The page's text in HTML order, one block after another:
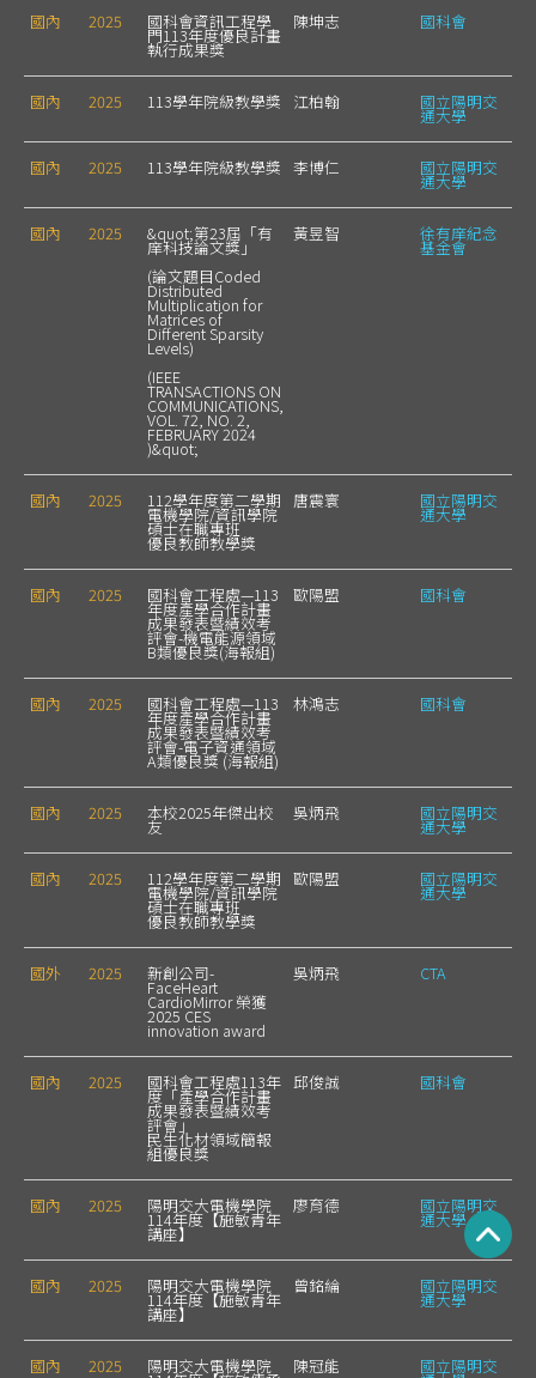
國內 2025 國科會資訊工程學
門113年度優良計畫
執行成果獎
陳坤志 國科會
國內 2025 113學年院級教學獎 江柏翰 國立陽明交
通大學
國內 2025 113學年院級教學獎 李博仁 國立陽明交
通大學
國內 2025 &quot;第23屆「有
庠科技論文獎」
(論文題目Coded
Distributed
Multiplication for
Matrices of
Different Sparsity
Levels)
(IEEE
TRANSACTIONS ON
COMMUNICATIONS,
VOL. 72, NO. 2,
FEBRUARY 2024
)&quot;
黃昱智 徐有庠紀念
基金會
國內 2025 112學年度第二學期
電機學院/資訊學院
碩士在職專班
優良教師教學獎
唐震寰 國立陽明交
通大學
國內 2025 國科會工程處—113
年度產學合作計畫
成果發表暨績效考
評會-機電能源領域
B類優良獎(海報組)
歐陽盟 國科會
國內 2025 國科會工程處—113
年度產學合作計畫
成果發表暨績效考
評會-電子資通領域
A類優良獎 (海報組)
林鴻志 國科會
國內 2025 本校2025年傑出校
友
吳炳飛 國立陽明交
通大學
國內 2025 112學年度第二學期
電機學院/資訊學院
碩士在職專班
優良教師教學獎
歐陽盟 國立陽明交
通大學
國外 2025 新創公司-
FaceHeart
CardioMirror 榮獲
2025 CES
innovation award
吳炳飛 CTA
國內 2025 國科會工程處113年
度「產學合作計畫
成果發表暨績效考
評會」
民生化材領域簡報
組優良獎
邱俊誠 國科會
國內 2025 陽明交大電機學院
114年度【施敏青年
講座】
廖育德 國立陽明交
通大學
國內 2025 陽明交大電機學院
114年度【施敏青年
講座】
曾銘綸 國立陽明交
通大學
國內 2025 陽明交大電機學院 陳冠能 國立陽明交